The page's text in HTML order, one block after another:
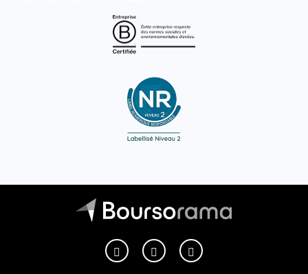
Boursorama sur Facebook
Boursorama sur XBoursorama sur